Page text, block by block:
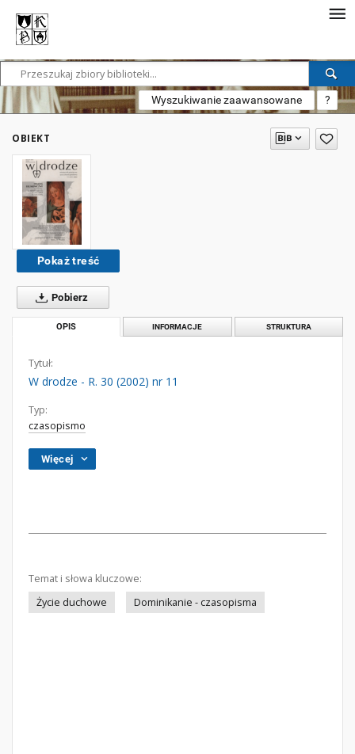
Wyszukiwanie zaawansowane ?
OBIEKT
Pokaż treść
Pobierz
OPIS INFORMACJE STRUKTURA
Tytuł:
W drodze - R. 30 (2002) nr 11
Typ:
czasopismo
Więcej
Temat i słowa kluczowe:
Życie duchowe
Dominikanie - czasopisma